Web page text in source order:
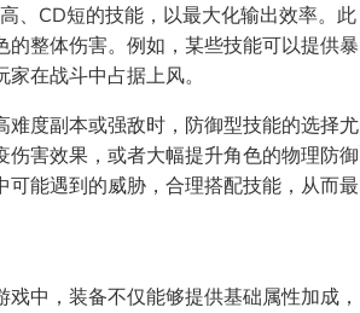
、CD短的技能，以最大化输出效率。此
整体伤害。例如，某些技能可以提供暴
在战斗中占据上风。
度副本或强敌时，防御型技能的选择尤
害效果，或者大幅提升角色的物理防御
能遇到的威胁，合理搭配技能，从而最
中，装备不仅能够提供基础属性加成，